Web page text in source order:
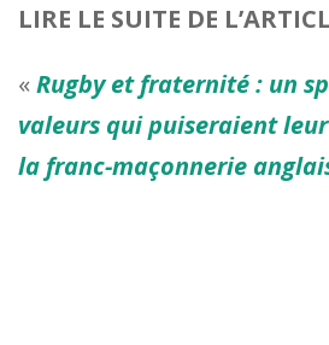
LIRE LE SUITE DE
«Rugby et fraternité : un
valeurs qui puiseraient
la franc-maçonnerie